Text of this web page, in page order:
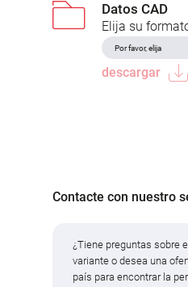
Datos CAD
Elija su
descargar
Contacte con nuestro
¿Tiene preguntas sobre
variante o desea una
país para encontrar la